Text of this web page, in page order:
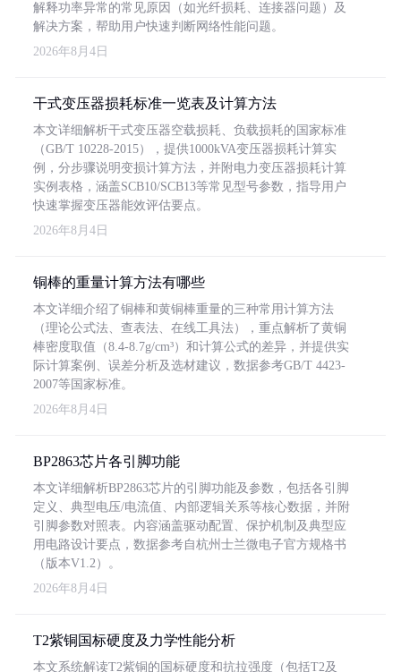
解释功率异常的常见原因（如光纤损耗、连接器问题）及
解决方案，帮助用户快速判断网络性能问题。
2026年8月4日
干式变压器损耗标准一览表及计算方法
本文详细解析干式变压器空载损耗、负载损耗的国家标准
（GB/T 10228-2015），提供1000kVA变压器损耗计算实
例，分步骤说明变损计算方法，并附电力变压器损耗计算
实例表格，涵盖SCB10/SCB13等常见型号参数，指导用户
快速掌握变压器能效评估要点。
2026年8月4日
铜棒的重量计算方法有哪些
本文详细介绍了铜棒和黄铜棒重量的三种常用计算方法
（理论公式法、查表法、在线工具法），重点解析了黄铜
棒密度取值（8.4-8.7g/cm³）和计算公式的差异，并提供实
际计算案例、误差分析及选材建议，数据参考GB/T 4423-
2007等国家标准。
2026年8月4日
BP2863芯片各引脚功能
本文详细解析BP2863芯片的引脚功能及参数，包括各引脚
定义、典型电压/电流值、内部逻辑关系等核心数据，并附
引脚参数对照表。内容涵盖驱动配置、保护机制及典型应
用电路设计要点，数据参考自杭州士兰微电子官方规格书
（版本V1.2）。
2026年8月4日
T2紫铜国标硬度及力学性能分析
本文系统解读T2紫铜的国标硬度和抗拉强度（包括T2及